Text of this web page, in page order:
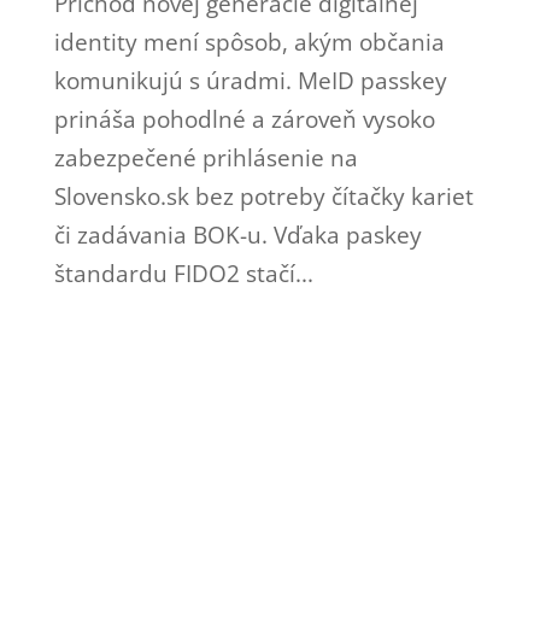
identity mení spôsob, akým občania
komunikujú s úradmi. MeID passkey
prináša pohodlné a zároveň vysoko
zabezpečené prihlásenie na
Slovensko.sk bez potreby čítačky kariet
či zadávania BOK-u. Vďaka paskey
štandardu FIDO2 stačí...